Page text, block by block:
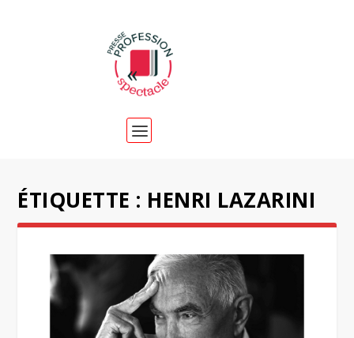
ÉTIQUETTE : HENRI LAZARINI